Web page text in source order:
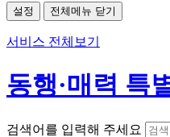
설정 전체메뉴 닫기
서비스 전체보기
동행·매력 특
검색어를 입력해 주세요